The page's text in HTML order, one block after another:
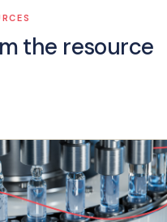
the resource